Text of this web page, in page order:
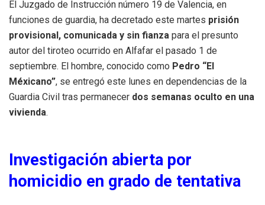
El Juzgado de Instrucción número 19 de Valencia, en
funciones de guardia, ha decretado este martes prisión
provisional, comunicada y sin fianza para el presunto
autor del tiroteo ocurrido en Alfafar el pasado 1 de
septiembre. El hombre, conocido como Pedro “El
Méxicano”, se entregó este lunes en dependencias de la
Guardia Civil tras permanecer dos semanas oculto en una
vivienda.
Investigación abierta por
homicidio en grado de tentativa